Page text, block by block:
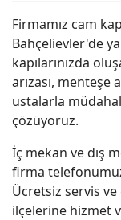
Firmamız cam
Bahçelievler'de
kapılarınızda
arızası, menteşe
ustalarla
çözüyoruz.
İç mekan ve dış
firma
Ücretsiz servis
ilçelerine hizmet